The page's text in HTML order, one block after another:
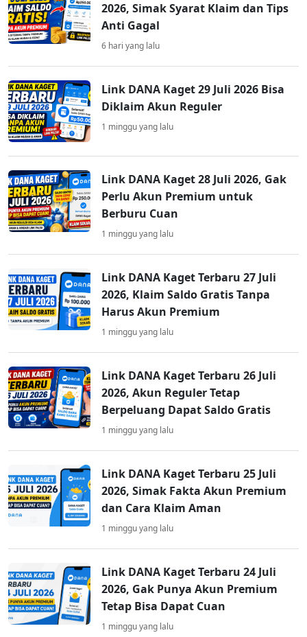
2026, Simak Syarat Klaim dan Tips
Anti Gagal
6 hari yang lalu
Link DANA Kaget 29 Juli 2026 Bisa
Diklaim Akun Reguler
1 minggu yang lalu
Link DANA Kaget 28 Juli 2026, Gak
Perlu Akun Premium untuk
Berburu Cuan
1 minggu yang lalu
Link DANA Kaget Terbaru 27 Juli
2026, Klaim Saldo Gratis Tanpa
Harus Akun Premium
1 minggu yang lalu
Link DANA Kaget Terbaru 26 Juli
2026, Akun Reguler Tetap
Berpeluang Dapat Saldo Gratis
1 minggu yang lalu
Link DANA Kaget Terbaru 25 Juli
2026, Simak Fakta Akun Premium
dan Cara Klaim Aman
1 minggu yang lalu
Link DANA Kaget Terbaru 24 Juli
2026, Gak Punya Akun Premium
Tetap Bisa Dapat Cuan
1 minggu yang lalu